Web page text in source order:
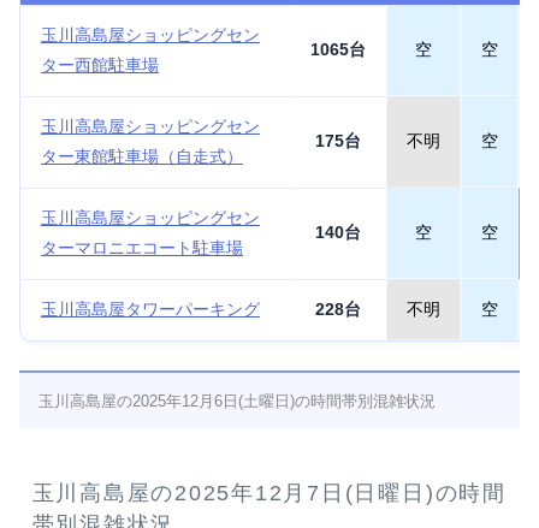
玉川高島屋ショッピングセン
ター西館駐車場
1065台 空 空
玉川高島屋ショッピングセン
ター東館駐車場（自走式）
175台 不明 空
玉川高島屋ショッピングセン
ターマロニエコート駐車場
140台 空 空
玉川高島屋タワーパーキング 228台 不明 空
玉川高島屋の2025年12月6日(土曜日)の時間帯別混雑状況
玉川高島屋の2025年12月7日(日曜日)の時間